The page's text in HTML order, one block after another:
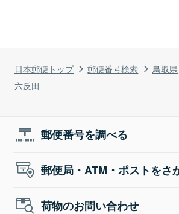
日本郵便トップ 郵便番号検索 鳥取県
六反田
郵便番号を調べる
郵便局・ATM・ポストをさ
荷物のお問い合わせ